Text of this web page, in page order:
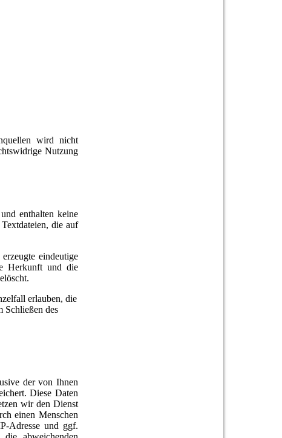
wird nicht
Nutzung
enthalten keine
die auf
eindeutige
Herkunft und die
erlauben, die
Schließen des
der von Ihnen
Diese Daten
wir den Dienst
einen Menschen
Adresse und ggf.